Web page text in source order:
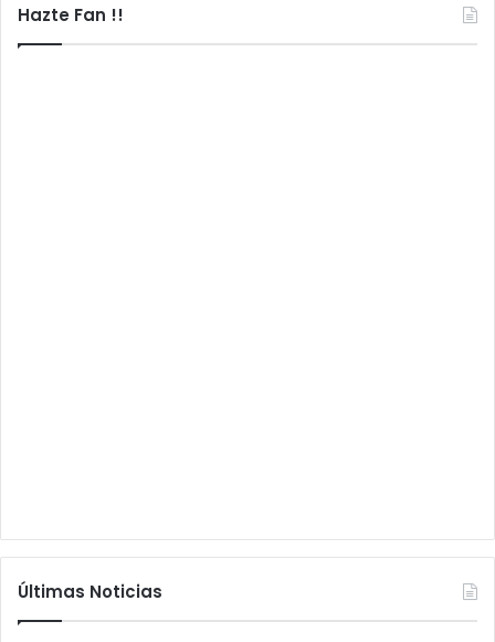
Hazte Fan !!
Últimas Noticias